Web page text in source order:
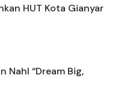
HUT Kota Gianyar
Nahl “Dream Big,